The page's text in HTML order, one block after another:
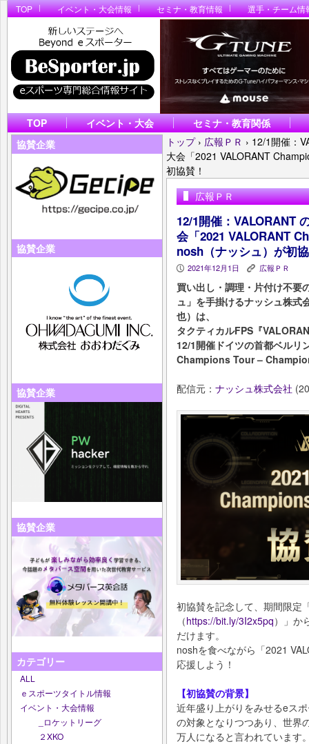
TOP イベント・大会情報 セミナ・教育情報 選手・チーム情
TOP イベント・大会
セミナ・教育関係
協賛企業
協賛企業
協賛企業
協賛企業
カテゴリー
ALL
ｅスポーツタイトル情報
イベント・大会情報
_ロケットリーグ
２XKO
トップ › 広報ＰＲ › 12/1開催：
大会「2021 VALORANT
初協賛！
広報ＰＲ
12/1開催：VALORANT
会「2021 VALORANT
nosh（ナッシュ）が初
P 2021年12月1日 K 広報ＰＲ
買い出し・調理・片付け不
ュ」を手掛けるナッシュ株
也）は、
タクティカルFPS『
12/1開催ドイツの首都ベルリ
Champions Tour –
配信元： ナッシュ株式会社
初協賛を記念して、期間限定
（https://bit.ly/3I2x5pq）」か
だけます。
noshを食べながら「2021
応援しよう！
【初協賛の背景】
近年盛り上がりをみせるeス
の対象となりつつあり、世界
万人になると言われています